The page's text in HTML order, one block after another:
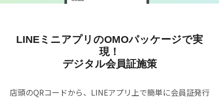
LINEミニアプリのOMOパッケージで実
現！
デジタル会員証施策
店頭のQRコードから、LINEアプリ上で簡単に会員証発行